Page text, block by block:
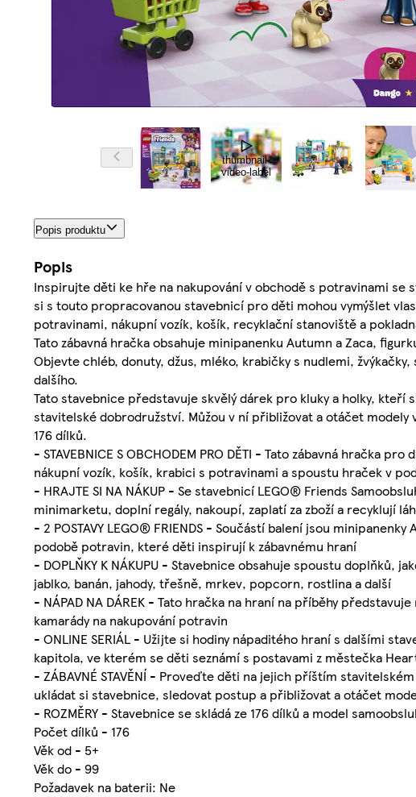
thumbnail-
video-label
Popis produktu
Popis
Inspirujte děti ke hře na nakupování v obchodě s potravinami se
si s touto propracovanou stavebnicí pro děti mohou vymýšlet
potravinami, nákupní vozík, košík, recyklační stanoviště a
Tato zábavná hračka obsahuje minipanenku Autumn a Zaca,
Objevte chléb, donuty, džus, mléko, krabičky s nudlemi,
dalšího.
Tato stavebnice představuje skvělý dárek pro kluky a holky,
stavitelské dobrodružství. Můžou v ní přibližovat a otáčet
176 dílků.
- STAVEBNICE S OBCHODEM PRO DĚTI - Tato zábavná hračka
nákupní vozík, košík, krabici s potravinami a spoustu hraček v
- HRAJTE SI NA NÁKUP - Se stavebnicí LEGO® Friends
minimarketu, doplní regály, nakoupí, zaplatí za zboží a recyklují
- 2 POSTAVY LEGO® FRIENDS - Součástí balení jsou
podobě potravin, které děti inspirují k zábavnému hraní
- DOPLŇKY K NÁKUPU - Stavebnice obsahuje spoustu doplňků,
jablko, banán, jahody, třešně, mrkev, popcorn, rostlina a další
- NÁPAD NA DÁREK - Tato hračka na hraní na příběhy
kamarády na nakupování potravin
- ONLINE SERIÁL - Užijte si hodiny nápaditého hraní s dalšími
kapitola, ve kterém se děti seznámí s postavami z městečka
- ZÁBAVNÉ STAVĚNÍ - Proveďte děti na jejich příštím
ukládat si stavebnice, sledovat postup a přibližovat a otáčet
- ROZMĚRY - Stavebnice se skládá ze 176 dílků a model
Počet dílků - 176
Věk od - 5+
Věk do - 99
Požadavek na baterii: Ne